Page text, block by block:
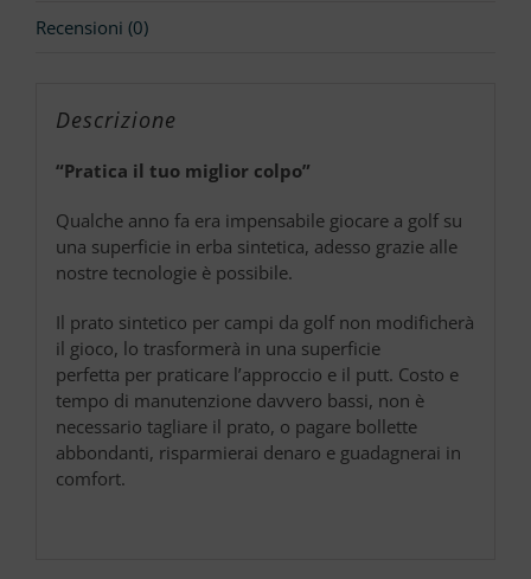
Recensioni (0)
Descrizione
“Pratica il tuo miglior colpo”
Qualche anno fa era impensabile giocare a golf su
una superficie in erba sintetica, adesso grazie alle
nostre tecnologie è possibile.
Il prato sintetico per campi da golf non modificherà
il gioco, lo trasformerà in una superficie
perfetta per praticare l’approccio e il putt. Costo e
tempo di manutenzione davvero bassi, non è
necessario tagliare il prato, o pagare bollette
abbondanti, risparmierai denaro e guadagnerai in
comfort.